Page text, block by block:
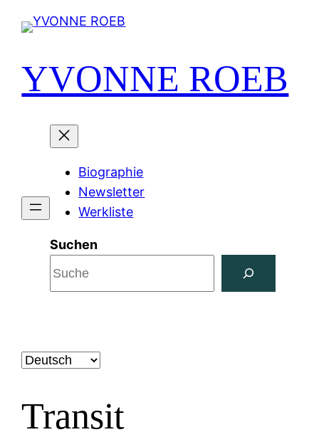
Inhalt
YVONNE ROEB
Biographie
Newsletter
Werkliste
Suchen
Transit